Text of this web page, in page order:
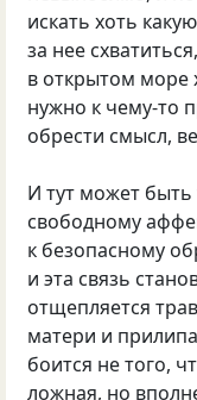
искать хоть
за нее
в открытом море
нужно к чему-то
обрести смысл,
И тут может
свободному
к безопасному
и эта связь
отщепляется
матери и
боится не того,
ложная, но